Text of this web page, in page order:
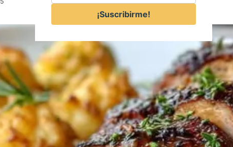
¡Suscribirme!